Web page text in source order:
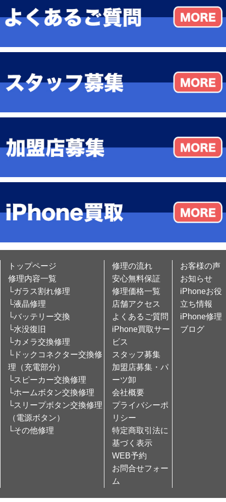
トップページ
修理内容一覧
└ガラス割れ修理
└液晶修理
└バッテリー交換
└水没復旧
└カメラ交換修理
└ドックコネクター交換修
理（充電部分）
└スピーカー交換修理
└ホームボタン交換修理
└スリープボタン交換修理
（電源ボタン）
└その他修理
修理の流れ
安心無料保証
修理価格一覧
店舗アクセス
よくあるご質問
iPhone買取サー
ビス
スタッフ募集
加盟店募集・パ
ーツ卸
会社概要
プライバシーポ
リシー
特定商取引法に
基づく表示
WEB予約
お問合せフォー
ム
お客様の声
お知らせ
iPhoneお役
立ち情報
iPhone修理
ブログ